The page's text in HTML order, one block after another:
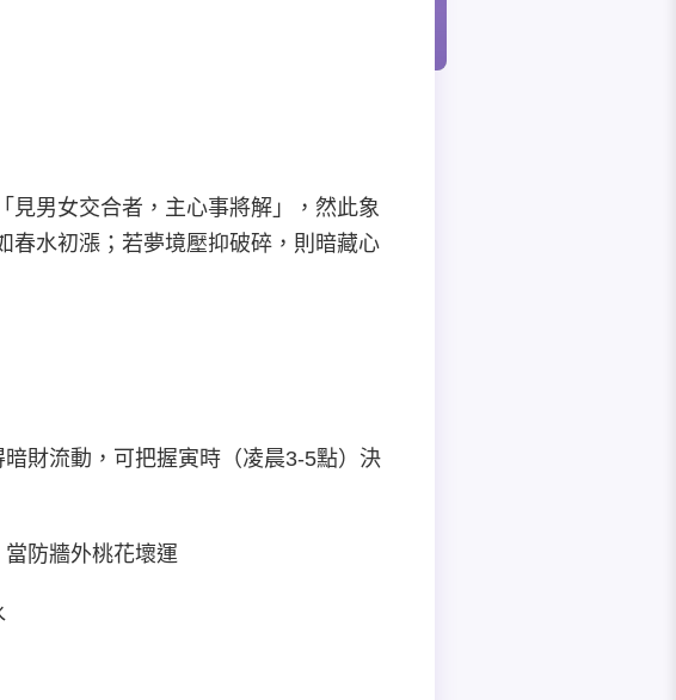
見男女交合者，主心事將解」，然此象
春水初漲；若夢境壓抑破碎，則暗藏心
財流動，可把握寅時（凌晨3-5點）決
防牆外桃花壞運